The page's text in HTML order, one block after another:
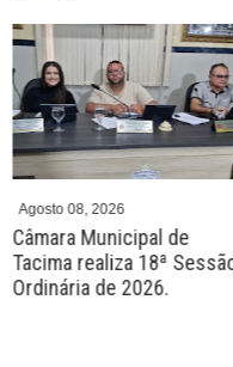
Agosto 08, 2026
Câmara Municipal de
Tacima realiza 18ª
Ordinária de 2026.